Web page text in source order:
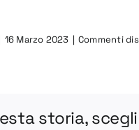
16 Marzo 2023 | Commenti
storia,